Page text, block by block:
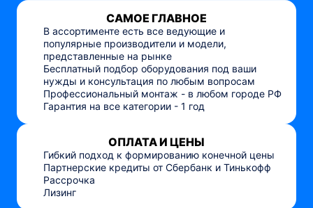
САМОЕ ГЛАВНОЕ
В ассортименте есть все ведующие и
популярные производители и модели,
представленные на рынке
Бесплатный подбор оборудования под ваши
нужды и консультация по любым вопросам
Профессиональный монтаж - в любом городе РФ
Гарантия на все категории - 1 год
ОПЛАТА И ЦЕНЫ
Гибкий подход к формированию конечной цены
Партнерские кредиты от Сбербанк и Тинькофф
Рассрочка
Лизинг